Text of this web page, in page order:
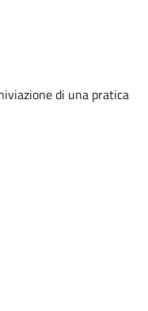
di una pratica